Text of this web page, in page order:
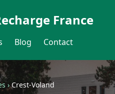
France
Blog Contact
›Crest-Voland